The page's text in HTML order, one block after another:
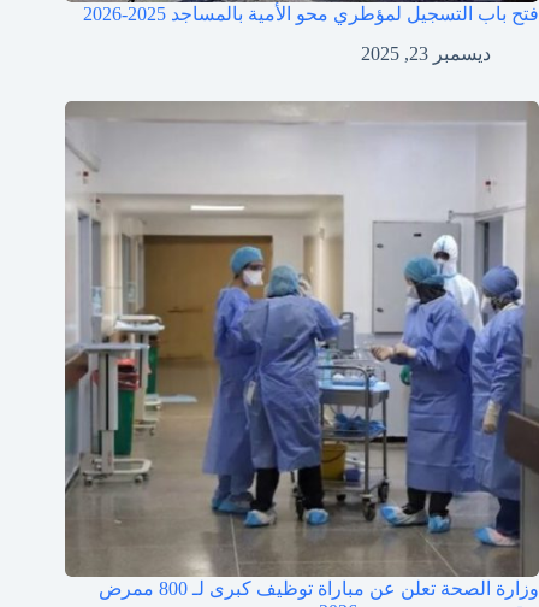
فتح باب التسجيل لمؤطري محو الأمية بالمساجد 2025-2026
ديسمبر 23, 2025
وزارة الصحة تعلن عن مباراة توظيف كبرى لـ 800 ممرض